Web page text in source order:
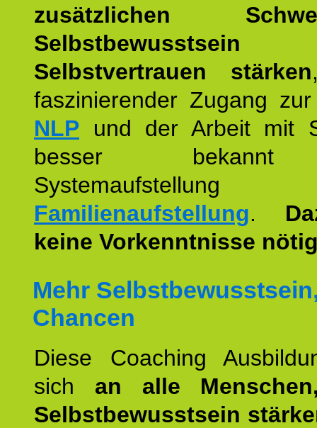
zusätzlichen
Selbstvertrauen stärken
faszinierender Zugang
NLP und der Arbeit mit
besser
Familienaufstellung.
keine Vorkenntnisse
Mehr
Chancen
Diese Coaching
sich an alle
Selbstbewusstsein